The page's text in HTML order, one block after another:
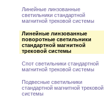
Линейные линзованные
светильники стандартной
магнитной трековой системы
Линейные линзованные
поворотные светильники
стандартной магнитной
трековой системы
Спот светильники стандартной
магнитной трековой системы
Подвесные светильники
стандартной магнитной трековой
системы